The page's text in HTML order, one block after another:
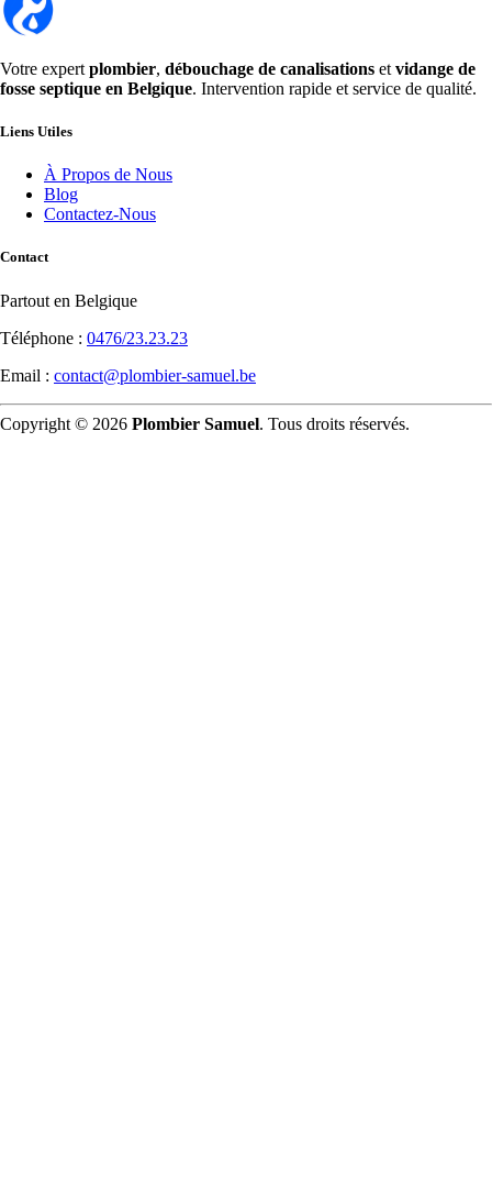
Votre expert plombier, débouchage de canalisations et vidange de
fosse septique en Belgique. Intervention rapide et service de qualité.
Liens Utiles
À Propos de Nous
Blog
Contactez-Nous
Contact
Partout en Belgique
Téléphone : 0476/23.23.23
Email : contact@plombier-samuel.be
Copyright © 2026 Plombier Samuel. Tous droits réservés.